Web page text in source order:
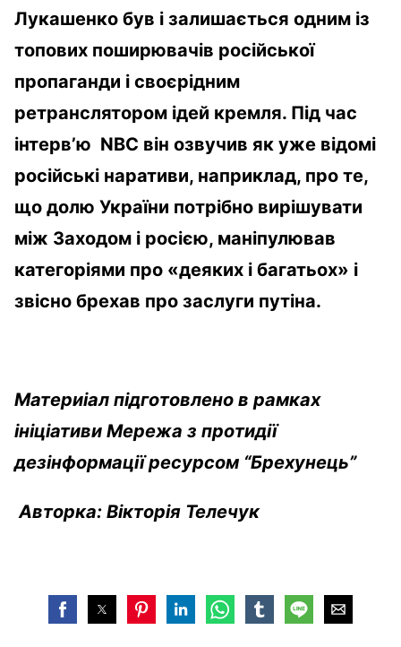
Лукашенко був і залишається одним із
топових поширювачів російської
пропаганди і своєрідним
ретранслятором ідей кремля. Під час
інтерв’ю NBC він озвучив як уже відомі
російські наративи, наприклад, про те,
що долю України потрібно вирішувати
між Заходом і росією, маніпулював
категоріями про «деяких і багатьох» і
звісно брехав про заслуги путіна.
Материіал підготовлено в рамках
ініціативи Мережа з протидії
дезінформації ресурсом “Брехунець”
Авторка: Вікторія Телечук